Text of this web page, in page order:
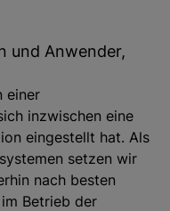
und Anwender,
einer
inzwischen eine
eingestellt hat. Als
setzen wir
nach besten
Betrieb der